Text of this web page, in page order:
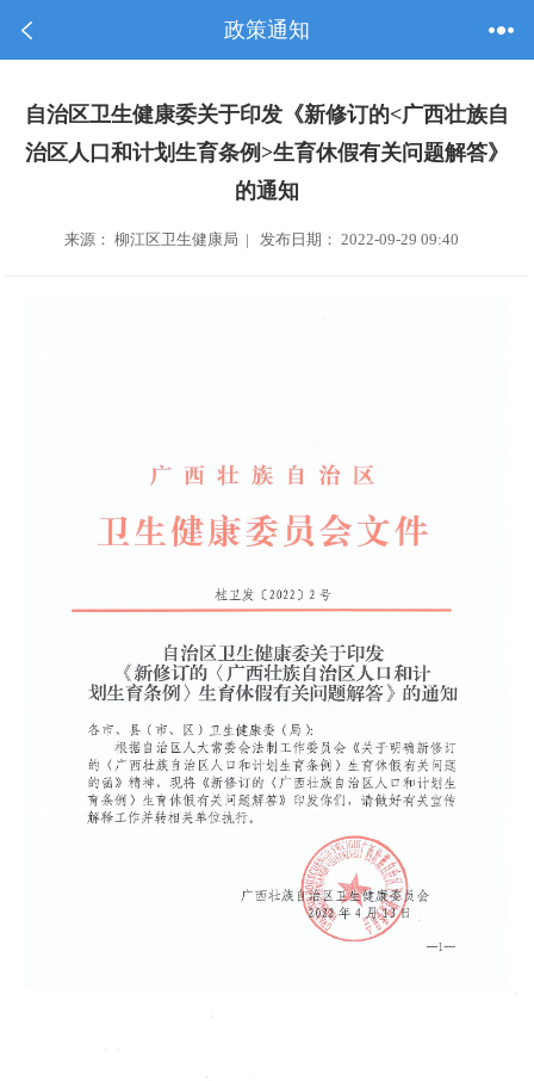
政策通知
自治区卫生健康委关于印发《新修订的<广西壮族自
治区人口和计划生育条例>生育休假有关问题解答》
的通知
来源： 柳江区卫生健康局 | 发布日期： 2022-09-29 09:40